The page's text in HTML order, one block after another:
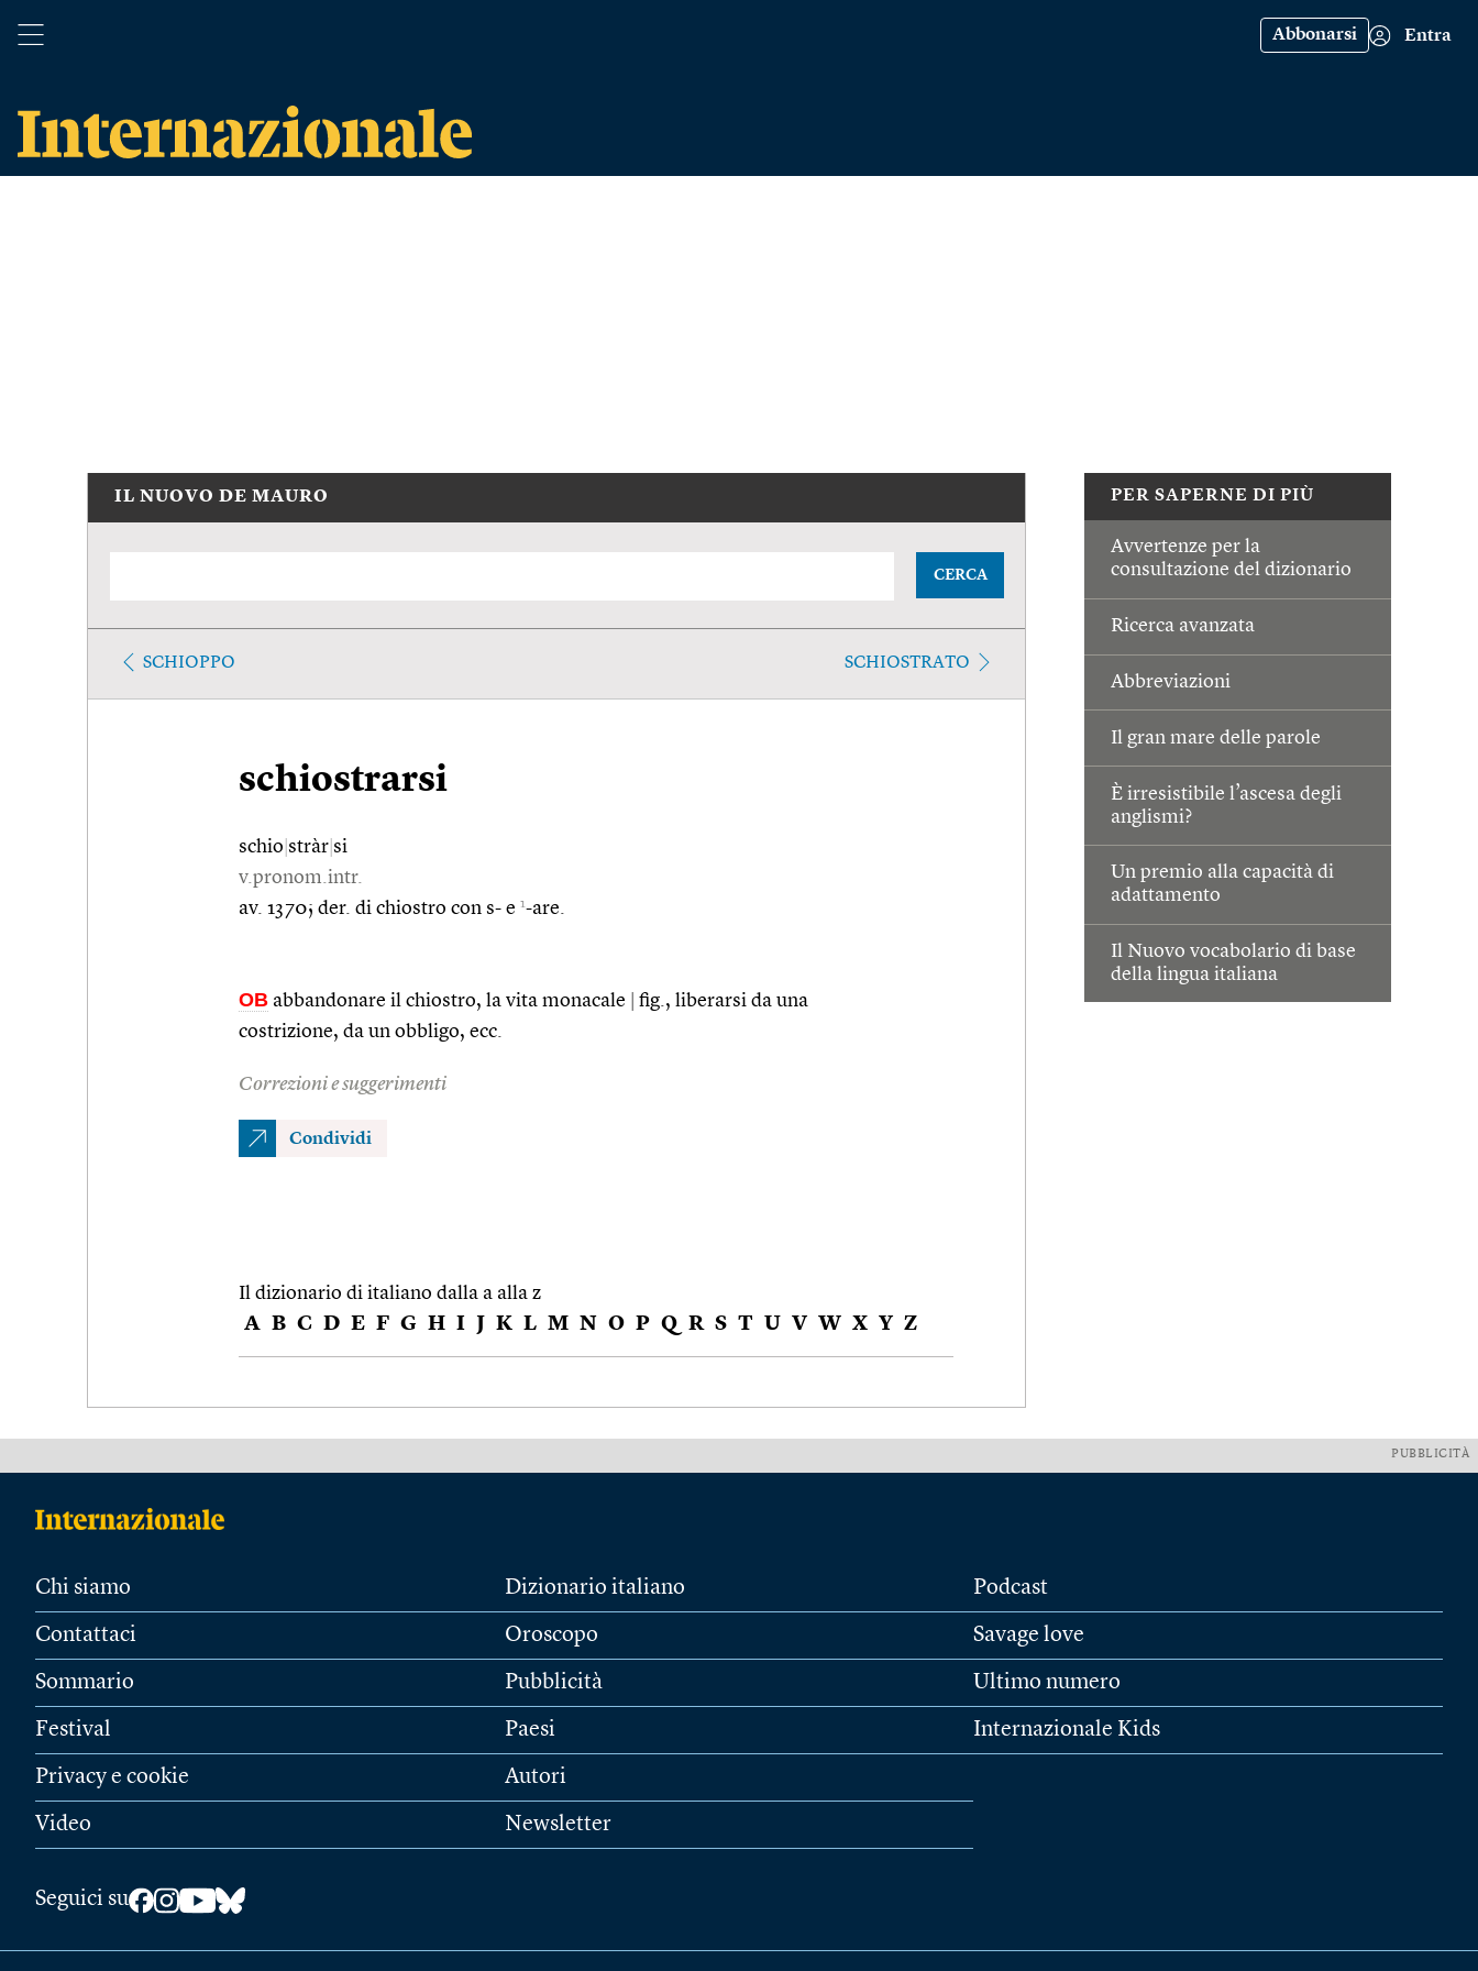
Abbonarsi Entra
PER SAPERNE DI PIÙ
Avvertenze per la
consultazione del dizionario
Ricerca avanzata
Abbreviazioni
Il gran mare delle parole
È irresistibile l’ascesa degli
anglismi?
Un premio alla capacità di
adattamento
Il Nuovo vocabolario di base
della lingua italiana
IL NUOVO DE MAURO
CERCA
SCHIOPPO SCHIOSTRATO
schiostrarsi
schio stràr si
v.pronom.intr.
av. 1370; der. di chiostro con s- e 1-are.
OB abbandonare il chiostro, la vita monacale
fig., liberarsi da una
costrizione, da un obbligo, ecc.
Correzioni e suggerimenti
Condividi
Il dizionario di italiano dalla a alla z
A B C D E F G H I J K L M N O P Q R S T U V W X Y Z
PUBBLICITÀ
Chi siamo
Contattaci
Sommario
Festival
Privacy e cookie
Video
Dizionario italiano
Oroscopo
Pubblicità
Paesi
Autori
Newsletter
Podcast
Savage love
Ultimo numero
Internazionale Kids
Seguici su